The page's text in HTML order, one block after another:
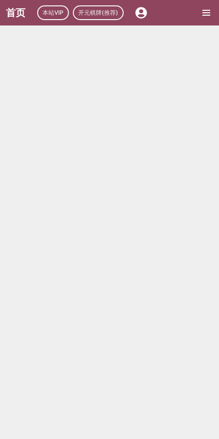
首页 本站VIP 开元棋牌(推荐)